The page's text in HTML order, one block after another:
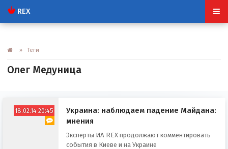
REX
» Теги
Олег Медуница
18.02.14 20:45
Украина: наблюдаем падение Майдана:
мнения
Эксперты ИА REX продолжают комментировать
события в Киеве и на Украине